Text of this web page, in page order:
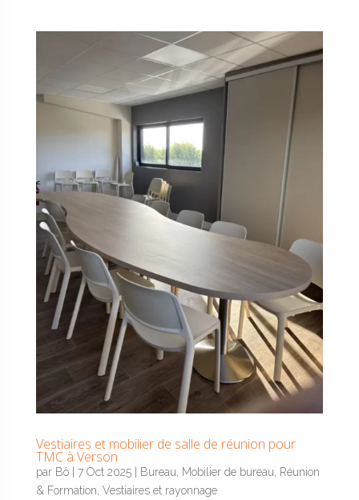
Vestiaires et mobilier de salle de réunion pour
TMC à Verson
par Bô| 7 Oct 2025| Bureau, Mobilier de bureau, Réunion
& Formation, Vestiaires et rayonnage